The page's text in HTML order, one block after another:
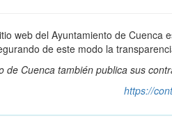
web del Ayuntamiento de
de este modo la
de Cuenca también publica sus
https://